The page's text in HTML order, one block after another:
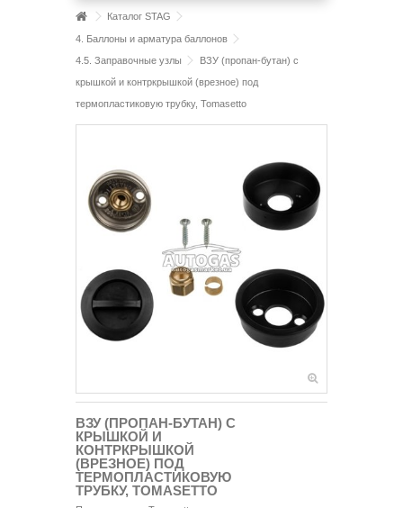
Каталог STAG
4. Баллоны и арматура баллонов
4.5. Заправочные узлы
ВЗУ (пропан-бутан) с
крышкой и контркрышкой (врезное) под
термопластиковую трубку, Tomasetto
ВЗУ (ПРОПАН-БУТАН) С
КРЫШКОЙ И
КОНТРКРЫШКОЙ
(ВРЕЗНОЕ) ПОД
ТЕРМОПЛАСТИКОВУЮ
ТРУБКУ, TOMASETTO